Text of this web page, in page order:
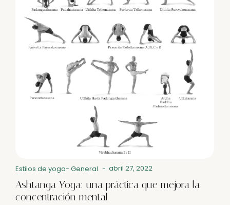
Estilos de yoga- General - abril 27, 2022
Ashtanga Yoga: una práctica que mejora la
concentración mental